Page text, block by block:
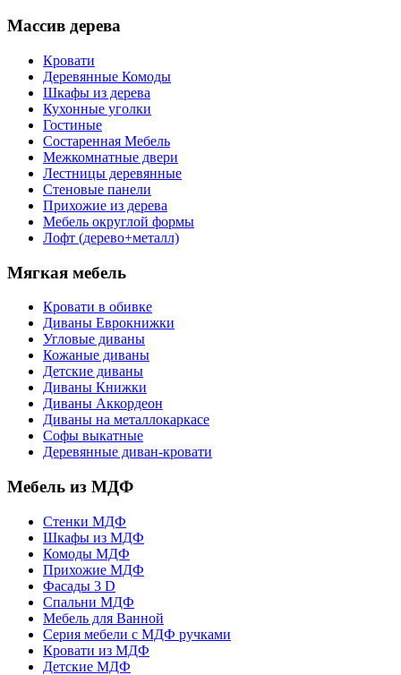
Массив дерева
Кровати
Деревянные Комоды
Шкафы из дерева
Кухонные уголки
Гостиные
Состаренная Мебель
Межкомнатные двери
Лестницы деревянные
Стеновые панели
Прихожие из дерева
Мебель округлой формы
Лофт (дерево+металл)
Мягкая мебель
Кровати в обивке
Диваны Еврокнижки
Угловые диваны
Кожаные диваны
Детские диваны
Диваны Книжки
Диваны Аккордеон
Диваны на металлокаркасе
Софы выкатные
Деревянные диван-кровати
Мебель из МДФ
Стенки МДФ
Шкафы из МДФ
Комоды МДФ
Прихожие МДФ
Фасады 3 D
Спальни МДФ
Мебель для Ванной
Серия мебели с МДФ ручками
Кровати из МДФ
Детские МДФ